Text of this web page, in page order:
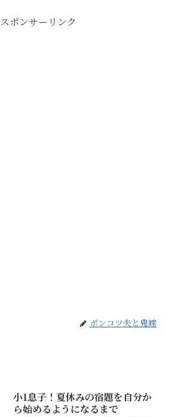
スポンサーリンク
ポンコツ夫と鬼嫁
小1息子！夏休みの宿題を自分か
ら始めるようになるまで